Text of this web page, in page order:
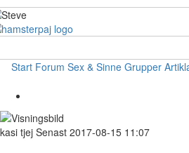
Start Forum Sex & Sinne Grupper
kasi tjej Senast 2017-08-15 11:07